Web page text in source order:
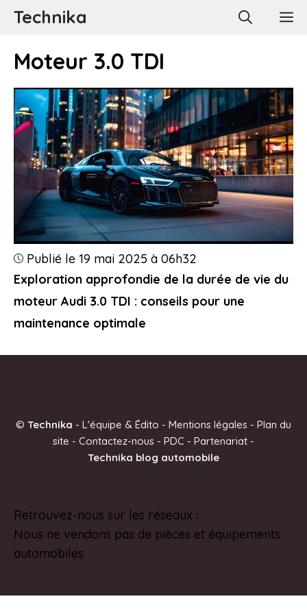
AllerTechnika
Moteur 3.0 TDI
Exploration approfondie de la durée de vie du
moteur Audi 3.0 TDI : conseils pour une
maintenance optimale
Publié le 19 mai 2025 à 06h32
© Technika - L'équipe & Édito - Mentions légales - Plan du
site - Contactez-nous - PDC - Partenariat -
Technika blog automobile
Retrouvez-nous sur les réseaux :
Nous ne vendons pas de pièces et équipements
automobiles